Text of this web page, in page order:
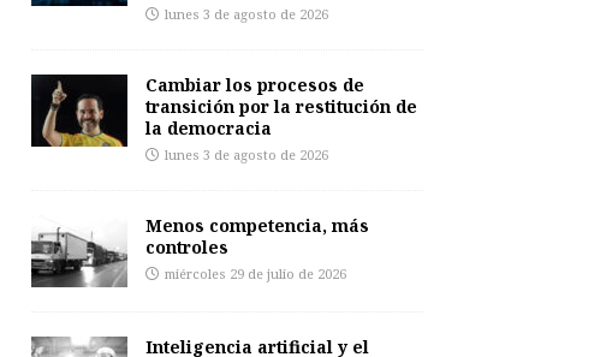
lunes 3 de agosto de 2026
Cambiar los procesos de
transición por la restitución de
la democracia
lunes 3 de agosto de 2026
Menos competencia, más
controles
miércoles 29 de julio de 2026
Inteligencia artificial y el